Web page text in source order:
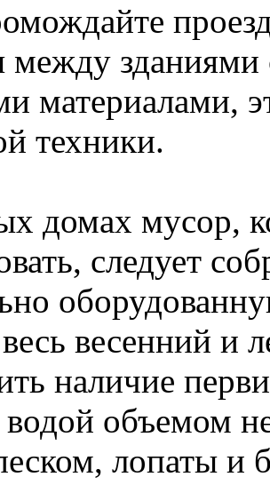
между
материалами,
техники.
домах мусор,
следует
весенний и
наличие
водой объемом
лопаты и